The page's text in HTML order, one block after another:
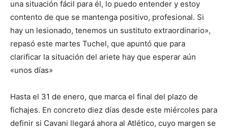
una situación fácil para él, lo puedo entender y estoy
contento de que se mantenga positivo, profesional. Si
hay un lesionado, tenemos un sustituto extraordinario»,
repasó este martes Tuchel, que apuntó que para
clarificar la situación del ariete hay que esperar aún
«unos días»
Hasta el 31 de enero, que marca el final del plazo de
fichajes. En concreto diez días desde este miércoles para
definir si Cavani llegará ahora al Atlético, cuyo margen se